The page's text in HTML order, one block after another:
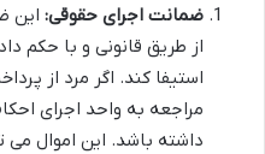
ضمانت اجرای حقوقی: این
از طریق قانونی و با حکم
استیفا کند. اگر مرد از
مراجعه به واحد اجرای
داشته باشد. این اموال می